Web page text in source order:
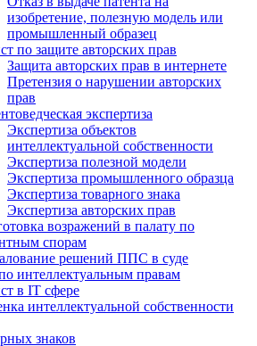
изобретение, полезную модель или
промышленный образец
по защите авторских прав
Защита авторских прав в интернете
Претензия о нарушении авторских
прав
экспертиза
Экспертиза объектов
интеллектуальной собственности
Экспертиза полезной модели
Экспертиза промышленного образца
Экспертиза товарного знака
Экспертиза авторских прав
возражений в палату по
спорам
решений ППС в суде
интеллектуальным правам
в IT сфере
интеллектуальной собственности
знаков